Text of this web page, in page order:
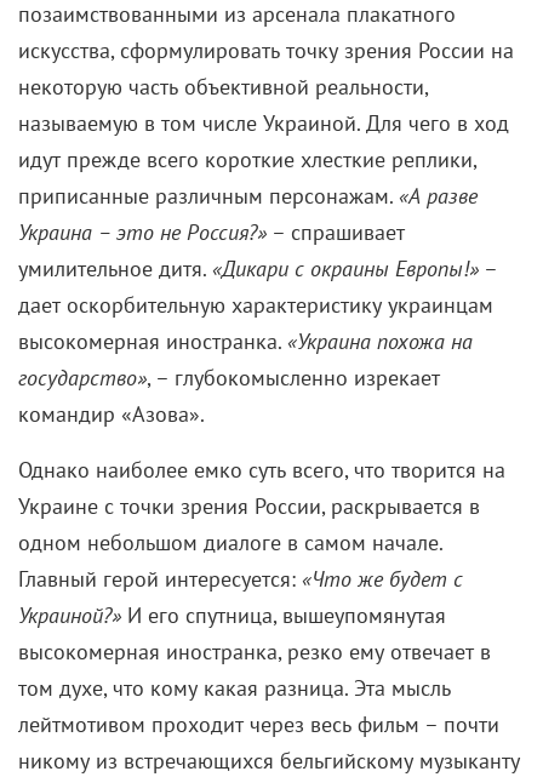
позаимствованными из арсенала плакатного
искусства, сформулировать точку зрения России на
некоторую часть объективной реальности,
называемую в том числе Украиной. Для чего в ход
идут прежде всего короткие хлесткие реплики,
приписанные различным персонажам. «А разве
Украина – это не Россия?» – спрашивает
умилительное дитя. «Дикари с окраины Европы!» –
дает оскорбительную характеристику украинцам
высокомерная иностранка. «Украина похожа на
государство», – глубокомысленно изрекает
командир «Азова».
Однако наиболее емко суть всего, что творится на
Украине с точки зрения России, раскрывается в
одном небольшом диалоге в самом начале.
Главный герой интересуется: «Что же будет с
Украиной?» И его спутница, вышеупомянутая
высокомерная иностранка, резко ему отвечает в
том духе, что кому какая разница. Эта мысль
лейтмотивом проходит через весь фильм – почти
никому из встречающихся бельгийскому музыканту